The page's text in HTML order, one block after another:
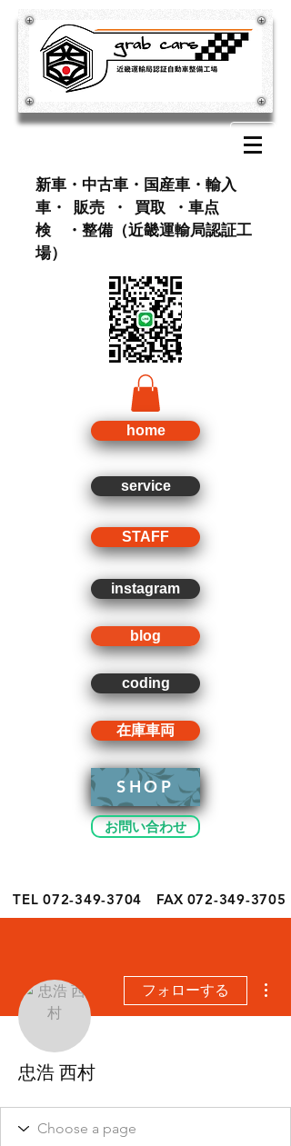
​新車・中古車・国産車・輸入
車・ 販売 ・ 買取 ・車点
検 ・整備（近畿運輸局認証工
場）
home
service
STAFF
instagram
blog
coding
在庫車両
SHOP
お問い合わせ
TEL 072-349-3704 FAX 072-349-3705
フォローする
忠浩 西村